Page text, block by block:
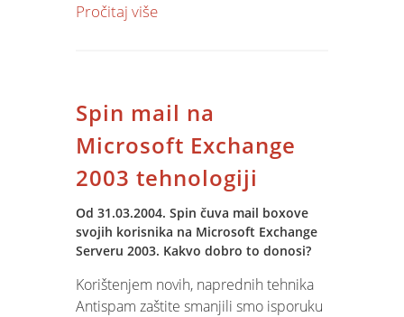
su ograničena. Pojedinačna cijena je
Certificate of Achievement» kao
potvrda pohađanja tečaja.
Pročitaj više
Spin mail na
Microsoft Exchange
2003 tehnologiji
Od 31.03.2004. Spin čuva mail boxove
svojih korisnika na Microsoft Exchange
Serveru 2003. Kakvo dobro to donosi?
Korištenjem novih, naprednih tehnika
Antispam zaštite smanjili smo isporuku